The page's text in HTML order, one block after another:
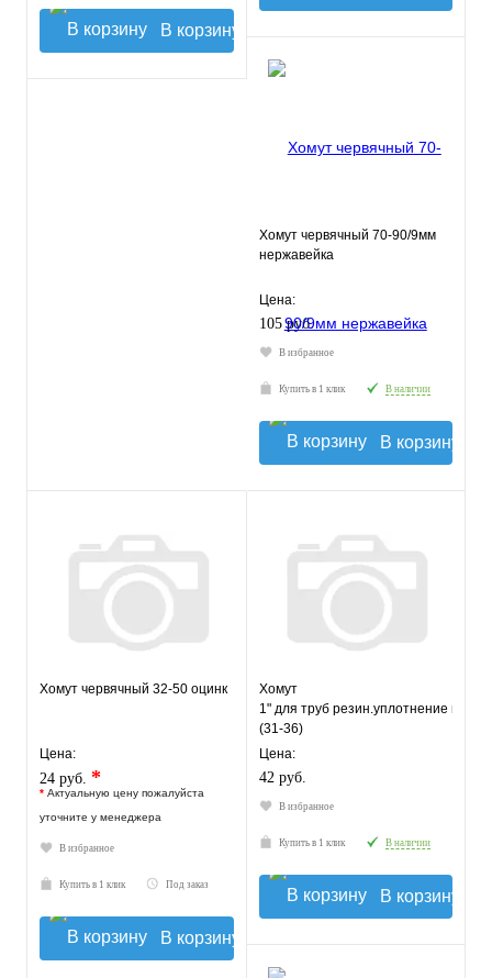
В корзину
Хомут червячный 70-90/9мм
нержавейка
Цена:
105 руб.
В избранное
Купить в 1 клик В наличии
В корзину
Хомут червячный 32-50 оцинк
Цена:
24 руб. *
* Актуальную цену пожалуйста
уточните у менеджера
В избранное
Купить в 1 клик Под заказ
В корзину
Хомут
1" для труб резин.уплотнение
(31-36)
Цена:
42 руб.
В избранное
Купить в 1 клик В наличии
В корзину